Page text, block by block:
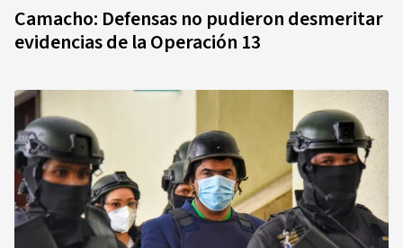
Camacho: Defensas no pudieron desmeritar
evidencias de la Operación 13